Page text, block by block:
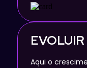
EVOLUIR
Aqui o